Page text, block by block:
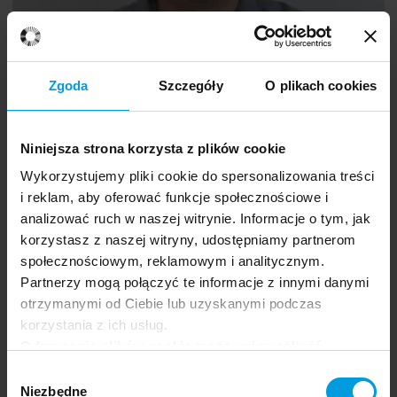
Zgoda Szczegóły O plikach cookies
Niniejsza strona korzysta z plików cookie
Wykorzystujemy pliki cookie do spersonalizowania treści
i reklam, aby oferować funkcje społecznościowe i
analizować ruch w naszej witrynie. Informacje o tym, jak
korzystasz z naszej witryny, udostępniamy partnerom
społecznościowym, reklamowym i analitycznym.
Partnerzy mogą połączyć te informacje z innymi danymi
otrzymanymi od Ciebie lub uzyskanymi podczas
korzystania z ich usług.
oferowanych na naszej stronie, w tym m.in. z
Niezbędne
Monika Kornacka
Per